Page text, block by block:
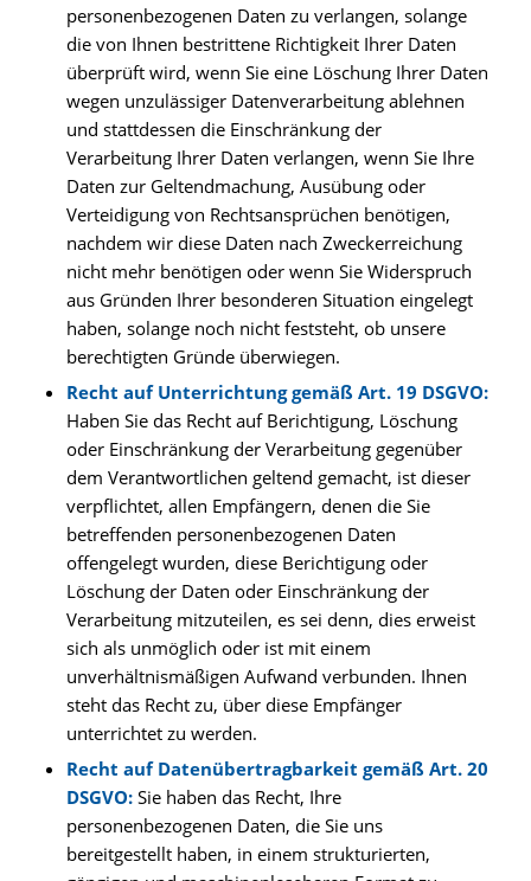
personenbezogenen Daten zu verlangen, solange
die von Ihnen bestrittene Richtigkeit Ihrer Daten
überprüft wird, wenn Sie eine Löschung Ihrer Daten
wegen unzulässiger Datenverarbeitung ablehnen
und stattdessen die Einschränkung der
Verarbeitung Ihrer Daten verlangen, wenn Sie Ihre
Daten zur Geltendmachung, Ausübung oder
Verteidigung von Rechtsansprüchen benötigen,
nachdem wir diese Daten nach Zweckerreichung
nicht mehr benötigen oder wenn Sie Widerspruch
aus Gründen Ihrer besonderen Situation eingelegt
haben, solange noch nicht feststeht, ob unsere
berechtigten Gründe überwiegen.
Recht auf Unterrichtung gemäß Art. 19 DSGVO:
Haben Sie das Recht auf Berichtigung, Löschung
oder Einschränkung der Verarbeitung gegenüber
dem Verantwortlichen geltend gemacht, ist dieser
verpflichtet, allen Empfängern, denen die Sie
betreffenden personenbezogenen Daten
offengelegt wurden, diese Berichtigung oder
Löschung der Daten oder Einschränkung der
Verarbeitung mitzuteilen, es sei denn, dies erweist
sich als unmöglich oder ist mit einem
unverhältnismäßigen Aufwand verbunden. Ihnen
steht das Recht zu, über diese Empfänger
unterrichtet zu werden.
Recht auf Datenübertragbarkeit gemäß Art. 20
DSGVO:Sie haben das Recht, Ihre
personenbezogenen Daten, die Sie uns
bereitgestellt haben, in einem strukturierten,